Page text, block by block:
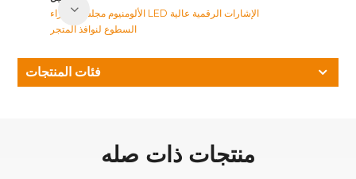
الألومنيوم مجلس الوزراء LED الإشارات الرقمية عالية
السطوع لنوافذ المتجر
فئات المنتجات
منتجات ذات صله